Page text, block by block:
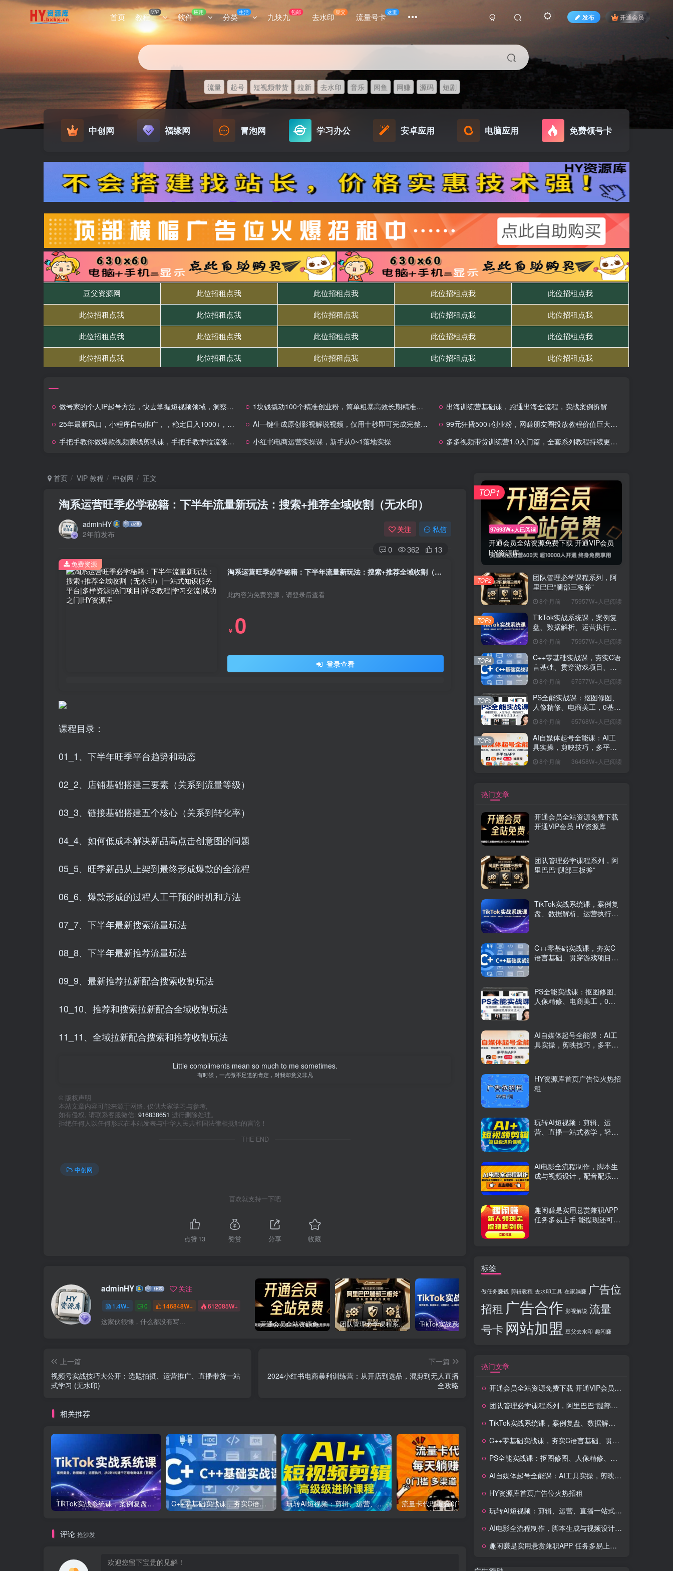
首页 教程VIP 软件 应用 分类生活 九块九包邮 去水印豆父 流量号卡这里
发布 开通会员
流量 起号 短视频带货 拉新 去水印 音乐 闲鱼 网赚 源码 短剧
中创网 福缘网 冒泡网 学习办公 安卓应用 电脑应用 免费领号卡
做号家的个人IP起号方法，快去掌握短视频领域，洞察短视频新玩法，68节完整 1块钱撬动100个精准创业粉，简单粗暴高效长期精准，单人单日引流500+创业粉，日变现2k
出海训练营基础课，​跑通出海全流程，实战案例拆解
25年最新风口，小程序自动推广，，稳定日入1000+，小白轻松上手
AI一键生成原创影视解说视频，仅用十秒即可完成完整视频，多平台发布，…
99元狂撬500+创业粉，网赚朋友圈投放教程价值巨大，单日五位数轻松变现
手把手教你做爆款视频赚钱剪映课，手把手教学拉流涨粉、选品策略和接单运营（更新2026）
小红书电商运营实操课，​新手从0~1落地实操 多多视频带货训练营1.0入门篇，全套系列教程持续更新，送给想要月入过万的你
首页 VIP 教程 中创网 正文
淘系运营旺季必学秘籍：下半年流量新玩法：搜索+推荐全域收割（无水印）
adminHY
2年前发布
关注 私信
0 362 13
淘系运营旺季必学秘籍：下半年流量新玩法：搜索+推荐全域收割（无水印）
此内容为免费资源，请登录后查看
￥ 0
登录查看
免费资源
课程目录：
01_1、下半年旺季平台趋势和动态
02_2、店铺基础搭建三要素（关系到流量等级）
03_3、链接基础搭建五个核心（关系到转化率）
04_4、如何低成本解决新品高点击创意图的问题
05_5、旺季新品从上架到最终形成爆款的全流程
06_6、爆款形成的过程人工干预的时机和方法
07_7、下半年最新搜索流量玩法
08_8、下半年最新推荐流量玩法
09_9、最新推荐拉新配合搜索收割玩法
10_10、推荐和搜索拉新配合全域收割玩法
11_11、全域拉新配合搜索和推荐收割玩法
Little compliments mean so much to me sometimes.
有时候，一点微不足道的肯定，对我却意义非凡
© 版权声明
本站文章内容可能来源于网络, 仅供大家学习与参考,
如有侵权, 请联系客服微信: 916838651 进行删除处理。
拒绝任何人以任何形式在本站发表与中华人民共和国法律相抵触的言论！
THE END
中创网
喜欢就支持一下吧
点赞13 赞赏 分享 收藏
adminHY 关注
1.4W+ 0 146848W+ 612085W+
这家伙很懒，什么都没有写... 开通会员全站资源免费下载 开通VIP会员 HY资源库 团队管理必学课程系列，阿里巴巴“腿部三板斧” TikTok实战系统课，案例复盘、数据解析、运营执行，从0到1构建千万级电商体系（更新） C++零基础实战课，夯实C语言基础、贯穿游戏项目、掌握开发思维，学成可挑战月薪15K+岗位
上一篇
视频号实战技巧大公开：选题拍摄、运营推广、直播带货一站
式学习 (无水印)
下一篇
2024小红书电商暴利训练营：从开店到选品，混剪到无人直播
全攻略
相关推荐
TikTok实战系统课，案例复盘、数据解析、运营执行，从0到1构建千万级电商体系（更新） C++零基础实战课，夯实C语言基础、贯穿游戏项目、掌握开发思维，学成可挑战月薪15K+岗位 玩转AI短视频：剪辑、运营、直播一站式教学，轻松打造流量神话
评论 抢沙发
97693W+人已阅读
开通会员全站资源免费下载 开通VIP会员
HY资源库
TOP1
团队管理必学课程系列，阿
里巴巴“腿部三板斧”
8个月前 75957W+人已阅读
TOP2
TikTok实战系统课，案例复
盘、数据解析、运营执行，
（更新）
8个月前 75957W+人已阅读
TOP3
C++零基础实战课，夯实C语
言基础、贯穿游戏项目、掌
薪15K+岗位
8个月前 67577W+人已阅读
TOP4
PS全能实战课：抠图修图、
人像精修、电商美工，0基础
8个月前 65768W+人已阅读
TOP5
AI自媒体起号全能课：AI工
具实操，剪映技巧，多平台
8个月前 36458W+人已阅读
TOP6
热门文章
开通会员全站资源免费下载
开通VIP会员 HY资源库
团队管理必学课程系列，阿
里巴巴“腿部三板斧”
TikTok实战系统课，案例复
盘、数据解析、运营执行，
C++零基础实战课，夯实C
语言基础、贯穿游戏项目、
PS全能实战课：抠图修图、
人像精修、电商美工，0基
AI自媒体起号全能课：AI工
具实操，剪映技巧，多平台
HY资源库首页广告位火热招
租
玩转AI短视频：剪辑、运
营、直播一站式教学，轻松
AI电影全流程制作，脚本生
成与视频设计，配音配乐一
趣闲赚是实用悬赏兼职APP
任务多易上手 能提现还可邀
标签
做任务赚钱 剪辑教程 去水印工具 在家躺赚 广告位
招租 广告合作 影视解说 流量
号卡 网站加盟 豆父去水印 趣闲赚
热门文章
开通会员全站资源免费下载 开通VIP会员 HY资源库
团队管理必学课程系列，阿里巴巴“腿部三板斧”
TikTok实战系统课，案例复盘、数据解析、运营执行，从0到1构建千万级电商体系（更新）
C++零基础实战课，夯实C语言基础、贯穿游戏项目、掌握开发思维，学成可挑战月薪15K+岗位
PS全能实战课：抠图修图、人像精修、电商美工，0基础变身设计达人
AI自媒体起号全能课：AI工具实操，剪映技巧，多平台带货，0基础快速变现
HY资源库首页广告位火热招租
玩转AI短视频：剪辑、运营、直播一站式教学，轻松打造流量神话
AI电影全流程制作，脚本生成与视频设计，配音配乐一体化解决方案
趣闲赚是实用悬赏兼职APP 任务多易上手 能提现还可邀友分成